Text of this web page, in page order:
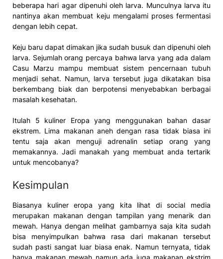
beberapa hari agar dipenuhi oleh larva. Munculnya larva itu
nantinya akan membuat keju mengalami proses fermentasi
dengan lebih cepat.
Keju baru dapat dimakan jika sudah busuk dan dipenuhi oleh
larva. Sejumlah orang percaya bahwa larva yang ada dalam
Casu Marzu mampu membuat sistem pencernaan tubuh
menjadi sehat. Namun, larva tersebut juga dikatakan bisa
berkembang biak dan berpotensi menyebabkan berbagai
masalah kesehatan.
Itulah 5 kuliner Eropa yang menggunakan bahan dasar
ekstrem. Lima makanan aneh dengan rasa tidak biasa ini
tentu saja akan menguji adrenalin setiap orang yang
memakannya. Jadi manakah yang membuat anda tertarik
untuk mencobanya?
Kesimpulan
Biasanya kuliner eropa yang kita lihat di social media
merupakan makanan dengan tampilan yang menarik dan
mewah. Hanya dengan melihat gambarnya saja kita sudah
bisa menyimpulkan bahwa rasa dari makanan tersebut
sudah pasti sangat luar biasa enak. Namun ternyata, tidak